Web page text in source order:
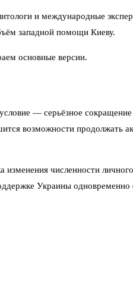
и международные
западной помощи Киеву.
основные версии.
— серьёзное
возможности продолжать
численности
Украины